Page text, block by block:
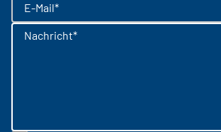
E-Mail*
Nachricht*